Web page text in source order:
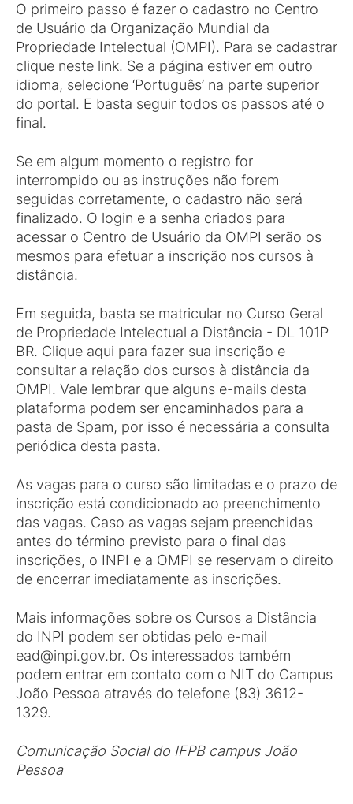
O primeiro passo é fazer o cadastro no Centro
de Usuário da Organização Mundial da
Propriedade Intelectual (OMPI). Para se cadastrar
clique neste link. Se a página estiver em outro
idioma, selecione ‘Português’ na parte superior
do portal. E basta seguir todos os passos até o
final.
Se em algum momento o registro for
interrompido ou as instruções não forem
seguidas corretamente, o cadastro não será
finalizado. O login e a senha criados para
acessar o Centro de Usuário da OMPI serão os
mesmos para efetuar a inscrição nos cursos à
distância.
Em seguida, basta se matricular no Curso Geral
de Propriedade Intelectual a Distância - DL 101P
BR. Clique aqui para fazer sua inscrição e
consultar a relação dos cursos à distância da
OMPI. Vale lembrar que alguns e-mails desta
plataforma podem ser encaminhados para a
pasta de Spam, por isso é necessária a consulta
periódica desta pasta.
As vagas para o curso são limitadas e o prazo de
inscrição está condicionado ao preenchimento
das vagas. Caso as vagas sejam preenchidas
antes do término previsto para o final das
inscrições, o INPI e a OMPI se reservam o direito
de encerrar imediatamente as inscrições.
Mais informações sobre os Cursos a Distância
do INPI podem ser obtidas pelo e-mail
ead@inpi.gov.br. Os interessados também
podem entrar em contato com o NIT do Campus
João Pessoa através do telefone (83) 3612-
1329.
Comunicação Social do IFPB campus João
Pessoa